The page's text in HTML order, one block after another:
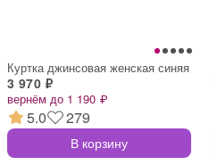
Куртка джинсовая женская синяя
3 970 ₽
вернём до 1 190 ₽
5.0 279
В корзину